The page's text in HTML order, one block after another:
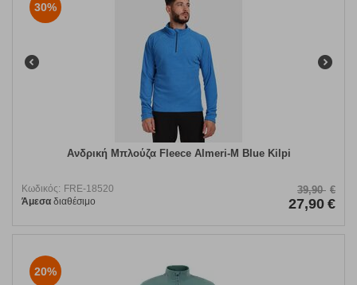
30%
Ανδρική Μπλούζα Fleece Almeri-M Blue Kilpi
Κωδικός: FRE-18520
Άμεσα διαθέσιμο
39,90 €
27,90 €
20%